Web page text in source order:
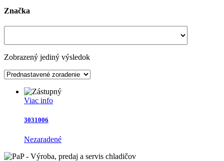
Značka
Zobrazený jediný výsledok
Viac info
3031006
Nezaradené